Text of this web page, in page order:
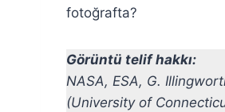
fotoğrafta?
Görüntü telif hakkı:
NASA, ESA, G.
(University of